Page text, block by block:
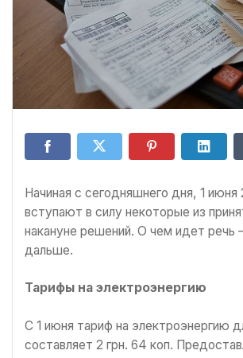
Начиная с сегодняшнего дня, 1 июня
вступают в силу некоторые из
накануне решений. О чем идет речь
дальше.
Тарифы на электроэнергию
С 1 июня тариф на электроэнергию
составляет 2 грн. 64 коп.